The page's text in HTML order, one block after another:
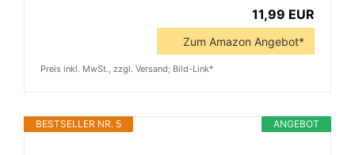
11,99 EUR
Zum Amazon Angebot*
Preis inkl. MwSt., zzgl. Versand; Bild-Link*
ANGEBOT
BESTSELLER NR. 5